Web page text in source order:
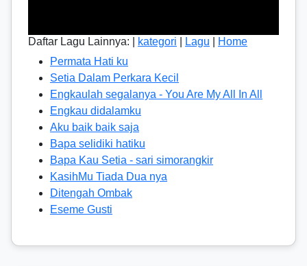
Daftar Lagu Lainnya: | kategori Lagu
Home
Permata Hati ku
Setia Dalam Perkara Kecil
Engkaulah segalanya - You Are My All In All
Engkau didalamku
Aku baik baik saja
Bapa selidiki hatiku
Bapa Kau Setia - sari simorangkir
KasihMu Tiada Dua nya
Ditengah Ombak
Eseme Gusti